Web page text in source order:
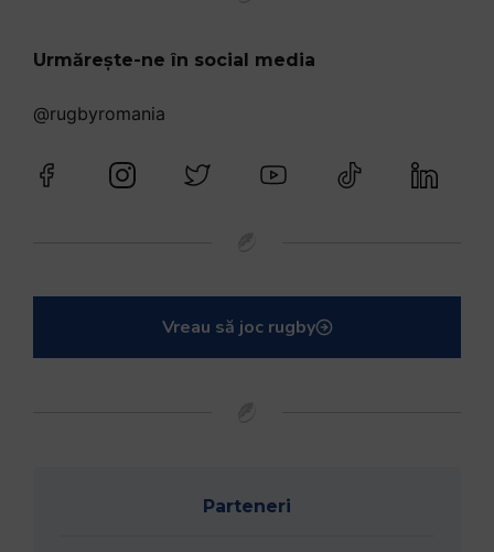
Urmărește-ne în social media
@rugbyromania
Vreau să joc rugby
Parteneri